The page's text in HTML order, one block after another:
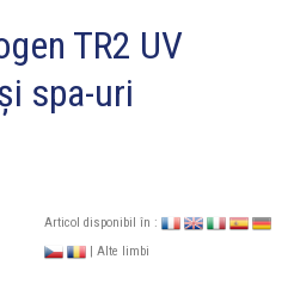
TR2 UV
spa-uri
Articol disponibil în :
| Alte limbi